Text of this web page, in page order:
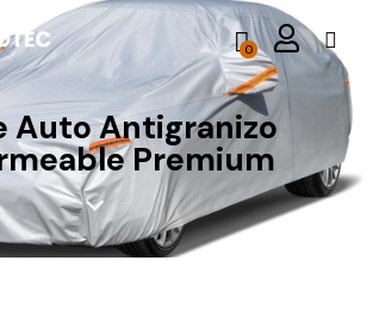
0
Auto Antigranizo
Premium